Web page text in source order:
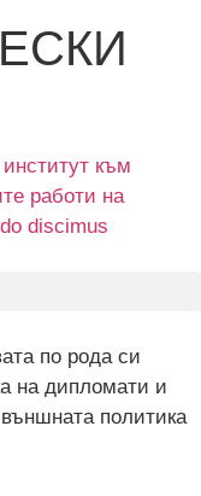
по рода си
на дипломати и
политика